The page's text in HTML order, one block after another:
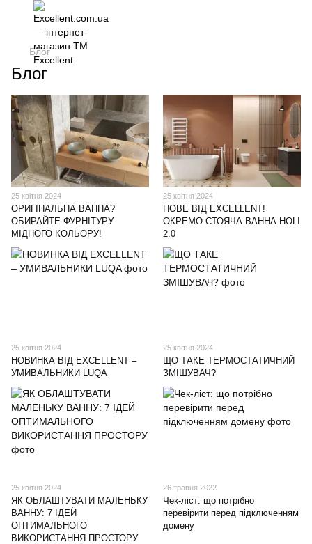
Блог
Блог
25 квітня 2024
ОРИГІНАЛЬНА ВАННА?
ОБИРАЙТЕ ФУРНІТУРУ
МІДНОГО КОЛЬОРУ!
25 квітня 2024
НОВЕ ВІД EXCELLENT!
ОКРЕМО СТОЯЧА ВАННА HOLI
2.0
25 квітня 2024
НОВИНКА ВІД EXCELLENT –
УМИВАЛЬНИКИ LUQA
25 квітня 2024
ЩО ТАКЕ ТЕРМОСТАТИЧНИЙ
ЗМІШУВАЧ?
25 квітня 2024
ЯК ОБЛАШТУВАТИ МАЛЕНЬКУ
ВАННУ: 7 ІДЕЙ
ОПТИМАЛЬНОГО
ВИКОРИСТАННЯ ПРОСТОРУ
26 травня 2022
Чек-ліст: що потрібно
перевірити перед підключенням
домену